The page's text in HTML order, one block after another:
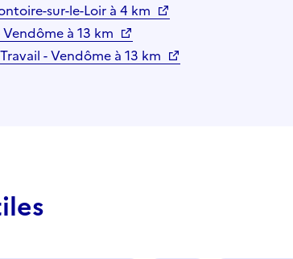
sur-le-Loir à 4 km
Vendôme à 13 km
- Vendôme à 13 km